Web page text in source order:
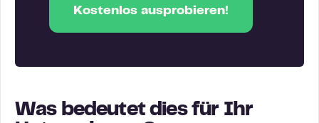
Kostenlos ausprobieren!
Was bedeutet dies für Ihr